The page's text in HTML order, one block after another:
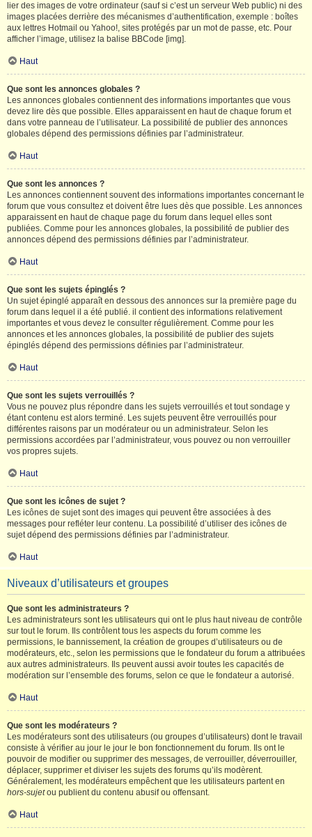
lier des images de votre ordinateur (sauf si c’est un serveur Web public) ni des
images placées derrière des mécanismes d’authentification, exemple : boîtes
aux lettres Hotmail ou Yahoo!, sites protégés par un mot de passe, etc. Pour
afficher l’image, utilisez la balise BBCode [img].
Haut
Que sont les annonces globales ?
Les annonces globales contiennent des informations importantes que vous
devez lire dès que possible. Elles apparaissent en haut de chaque forum et
dans votre panneau de l’utilisateur. La possibilité de publier des annonces
globales dépend des permissions définies par l’administrateur.
Haut
Que sont les annonces ?
Les annonces contiennent souvent des informations importantes concernant le
forum que vous consultez et doivent être lues dès que possible. Les annonces
apparaissent en haut de chaque page du forum dans lequel elles sont
publiées. Comme pour les annonces globales, la possibilité de publier des
annonces dépend des permissions définies par l’administrateur.
Haut
Que sont les sujets épinglés ?
Un sujet épinglé apparaît en dessous des annonces sur la première page du
forum dans lequel il a été publié. il contient des informations relativement
importantes et vous devez le consulter régulièrement. Comme pour les
annonces et les annonces globales, la possibilité de publier des sujets
épinglés dépend des permissions définies par l’administrateur.
Haut
Que sont les sujets verrouillés ?
Vous ne pouvez plus répondre dans les sujets verrouillés et tout sondage y
étant contenu est alors terminé. Les sujets peuvent être verrouillés pour
différentes raisons par un modérateur ou un administrateur. Selon les
permissions accordées par l’administrateur, vous pouvez ou non verrouiller
vos propres sujets.
Haut
Que sont les icônes de sujet ?
Les icônes de sujet sont des images qui peuvent être associées à des
messages pour refléter leur contenu. La possibilité d’utiliser des icônes de
sujet dépend des permissions définies par l’administrateur.
Haut
Niveaux d’utilisateurs et groupes
Que sont les administrateurs ?
Les administrateurs sont les utilisateurs qui ont le plus haut niveau de contrôle
sur tout le forum. Ils contrôlent tous les aspects du forum comme les
permissions, le bannissement, la création de groupes d’utilisateurs ou de
modérateurs, etc., selon les permissions que le fondateur du forum a attribuées
aux autres administrateurs. Ils peuvent aussi avoir toutes les capacités de
modération sur l’ensemble des forums, selon ce que le fondateur a autorisé.
Haut
Que sont les modérateurs ?
Les modérateurs sont des utilisateurs (ou groupes d’utilisateurs) dont le travail
consiste à vérifier au jour le jour le bon fonctionnement du forum. Ils ont le
pouvoir de modifier ou supprimer des messages, de verrouiller, déverrouiller,
déplacer, supprimer et diviser les sujets des forums qu’ils modèrent.
Généralement, les modérateurs empêchent que les utilisateurs partent en
hors-sujetou publient du contenu abusif ou offensant.
Haut